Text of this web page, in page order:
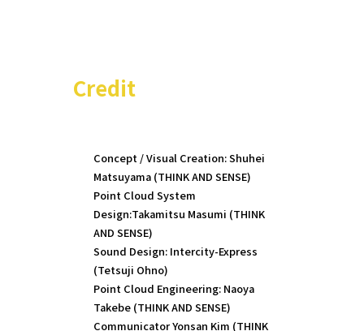
Credit
Concept / Visual Creation: Shuhei
Matsuyama (THINK AND SENSE)
Point Cloud System
Design:Takamitsu Masumi (THINK
AND SENSE)
Sound Design: Intercity-Express
(Tetsuji Ohno)
Point Cloud Engineering: Naoya
Takebe (THINK AND SENSE)
Communicator Yonsan Kim (THINK